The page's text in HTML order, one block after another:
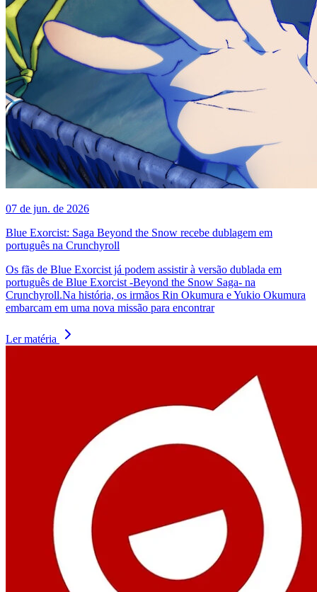
07 de jun. de 2026
Blue Exorcist: Saga Beyond the Snow recebe dublagem em
português na Crunchyroll
Os fãs de Blue Exorcist já podem assistir à versão dublada em
português de Blue Exorcist -Beyond the Snow Saga- na
Crunchyroll.Na história, os irmãos Rin Okumura e Yukio Okumura
embarcam em uma nova missão para encontrar
Ler matéria